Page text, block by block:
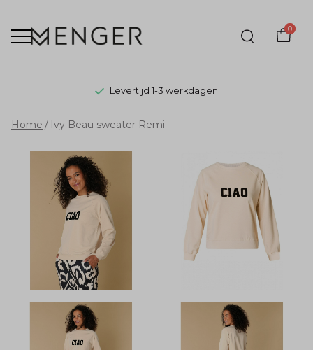
0
Levertijd 1-3 werkdagen
Ivy
Beau
sweater
Remi
Menger
Mode
Home Ivy Beau sweater Remi